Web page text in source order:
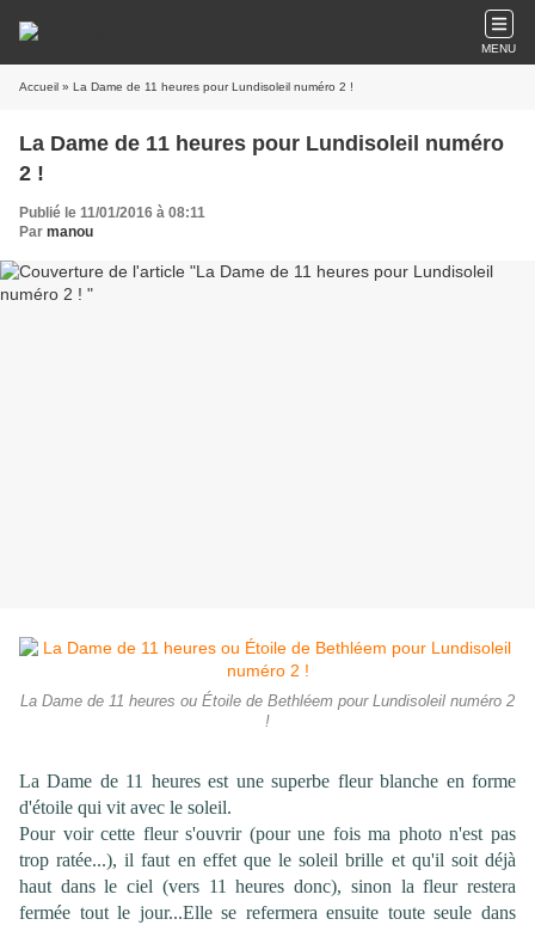
MENU
Accueil » La Dame de 11 heures pour Lundisoleil numéro 2 !
La Dame de 11 heures pour Lundisoleil numéro
2 !
Publié le 11/01/2016 à 08:11
Par manou
La Dame de 11 heures ou Étoile de Bethléem pour Lundisoleil numéro 2
!
La Dame de 11 heures est une superbe fleur blanche en forme
d'étoile qui vit avec le soleil.
Pour voir cette fleur s'ouvrir (pour une fois ma photo n'est pas
trop ratée...), il faut en effet que le soleil brille et qu'il soit déjà
haut dans le ciel (vers 11 heures donc), sinon la fleur restera
fermée tout le jour...Elle se refermera ensuite toute seule dans